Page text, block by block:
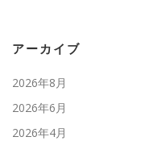
アーカイブ
2026年8月
2026年6月
2026年4月